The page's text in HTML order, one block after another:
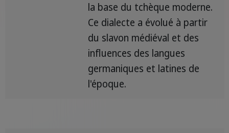
la base du tchèque moderne.
Ce dialecte a évolué à partir
du slavon médiéval et des
influences des langues
germaniques et latines de
l'époque.